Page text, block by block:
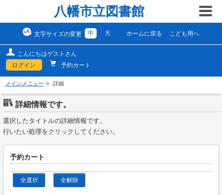
八幡市立図書館
文字サイズの変更 中 大 ホームに戻る こども用へ
こんにちはゲストさん
ログイン
予約カート
メインメニュー 詳細
詳細情報です。
選択したタイトルの詳細情報です。
行いたい処理をクリックしてください。
予約カート
全選択 全解除